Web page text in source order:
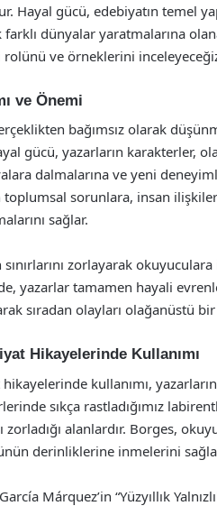
Hayal gücü, edebiyatın temel
dünyalar yaratmalarına
ve örneklerini
ve Önemi
bağımsız olarak
gücü, yazarların karakterler,
dalmalarına ve yeni
toplumsal sorunlara, insan
sağlar.
zorlayarak
yazarlar tamamen hayali
sıradan olayları olağanüstü
Hikayelerinde Kullanımı
kullanımı,
sıkça rastladığımız
zorladığı alanlardır. Borges,
derinliklerine inmelerini
Márquez’in “Yüzyıllık